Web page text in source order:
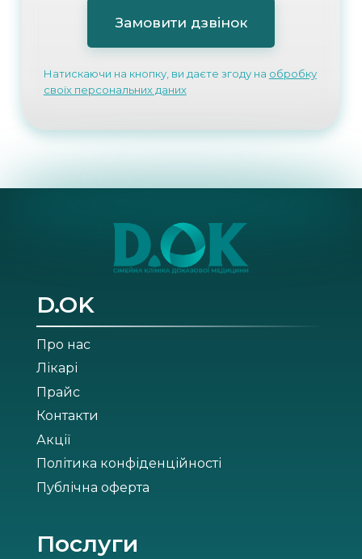
Натискаючи на кнопку, ви даєте згоду на обробку
своїх персональних даних
Послуги
D.OK
Про нас
Лікарі
Прайс
Контакти
Акції
Політика конфіденційності
Публічна оферта